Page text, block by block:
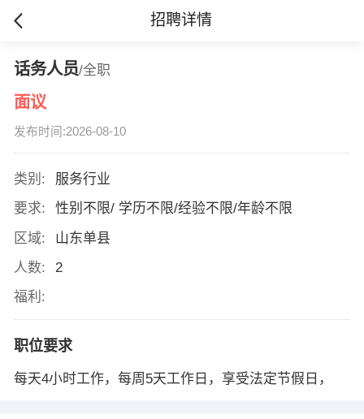
招聘详情
话务人员/全职
面议
发布时间:2026-08-10
类别:
服务行业
要求:
性别不限/ 学历不限/经验不限/年龄不限
区域:
山东单县
人数:
2
福利:
职位要求
每天4小时工作，每周5天工作日，享受法定节假日，